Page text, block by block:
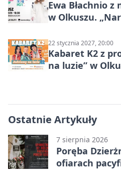
Ewa Błachnio
w Olkuszu.
22 stycznia 2027, 20:00
Kabaret K2 z
na luzie” w
Ostatnie Artykuły
7 sierpnia 2026
Poręba
ofiarach